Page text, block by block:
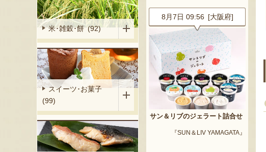
米･雑穀･餅 (92)
スイーツ･お菓子
(99)
東海林農園』
8月7日 09:56 [大阪府]
サン＆リブのジェラート詰合せ
『SUN＆LIV YAMAGATA』
8月7日 09:56 [東京都]
山形県産 尾花沢スイカ 小玉